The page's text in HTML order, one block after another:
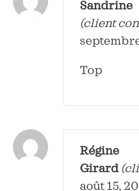
Sandrine
(client
Top
Régine
Girard
août 15,